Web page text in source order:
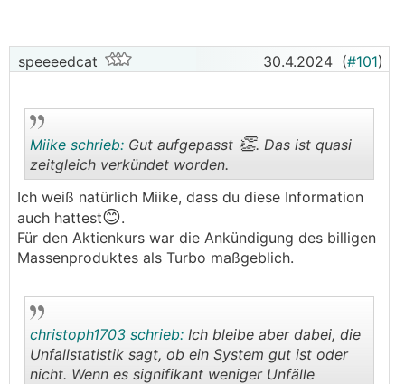
speeeedcat 30.4.2024 (#101)
Miike schrieb: Gut aufgepasst 👏. Das ist quasi
zeitgleich verkündet worden.
Ich weiß natürlich Miike, dass du diese Information
auch hattest😊.
Für den Aktienkurs war die Ankündigung des billigen
Massenproduktes als Turbo maßgeblich.
christoph1703 schrieb: Ich bleibe aber dabei, die
Unfallstatistik sagt, ob ein System gut ist oder
nicht. Wenn es signifikant weniger Unfälle